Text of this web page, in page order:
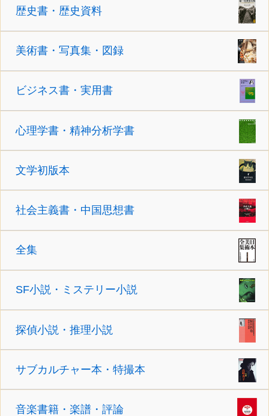
歴史書・歴史資料
美術書・写真集・図録
ビジネス書・実用書
心理学書・精神分析学書
文学初版本
社会主義書・中国思想書
全集
SF小説・ミステリー小説
探偵小説・推理小説
サブカルチャー本・特撮本
音楽書籍・楽譜・評論